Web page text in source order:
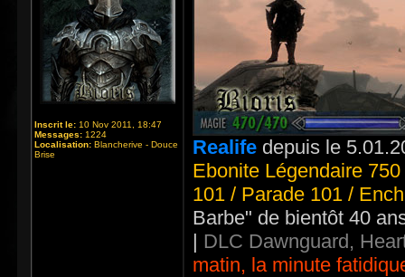
Inscrit le: 10 Nov 2011, 18:47
Messages: 1224
Localisation: Blancherive - Douce
Brise
Realife depuis le
Ebonite Légendaire
101 / Parade 101 /
Barbe" de bientôt 40
| DLC Dawnguard,
matin, la minute